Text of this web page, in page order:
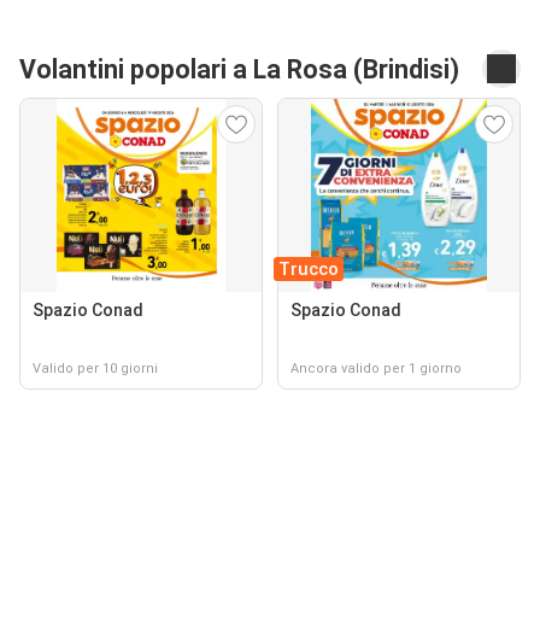
Volantini popolari a La Rosa (Brindisi)
Spazio Conad
Valido per 10 giorni
Trucco
Spazio Conad
Ancora valido per 1 giorno